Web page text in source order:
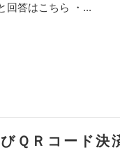
回答はこちら ・...
ＱＲコード決